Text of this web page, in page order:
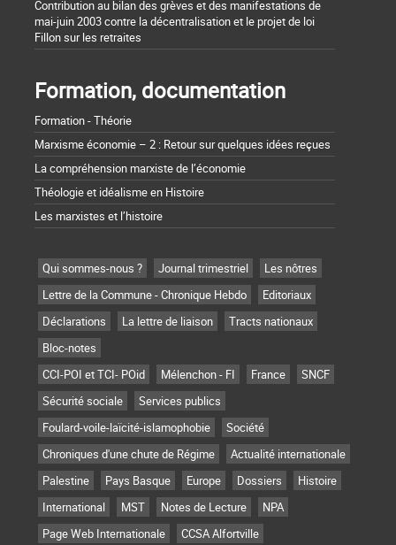
Contribution au bilan des grèves et des manifestations de
mai-juin 2003 contre la décentralisation et le projet de loi
Fillon sur les retraites
Formation, documentation
Formation - Théorie
Marxisme économie – 2 : Retour sur quelques idées reçues
La compréhension marxiste de l’économie
Théologie et idéalisme en Histoire
Les marxistes et l’histoire
Qui sommes-nous ? Journal trimestriel
Les nôtres
Lettre de la Commune - Chronique Hebdo
Editoriaux
Déclarations
La lettre de liaison
Tracts nationaux
Bloc-notes
CCI-POI et TCI- POid
Mélenchon - FI France
SNCF
Sécurité sociale
Services publics
Foulard-voile-laïcité-islamophobie
Société
Chroniques d'une chute de Régime
Actualité internationale
Palestine
Pays Basque Europe Dossiers
Histoire
International
MST Notes de Lecture
NPA
Page Web Internationale
CCSA Alfortville